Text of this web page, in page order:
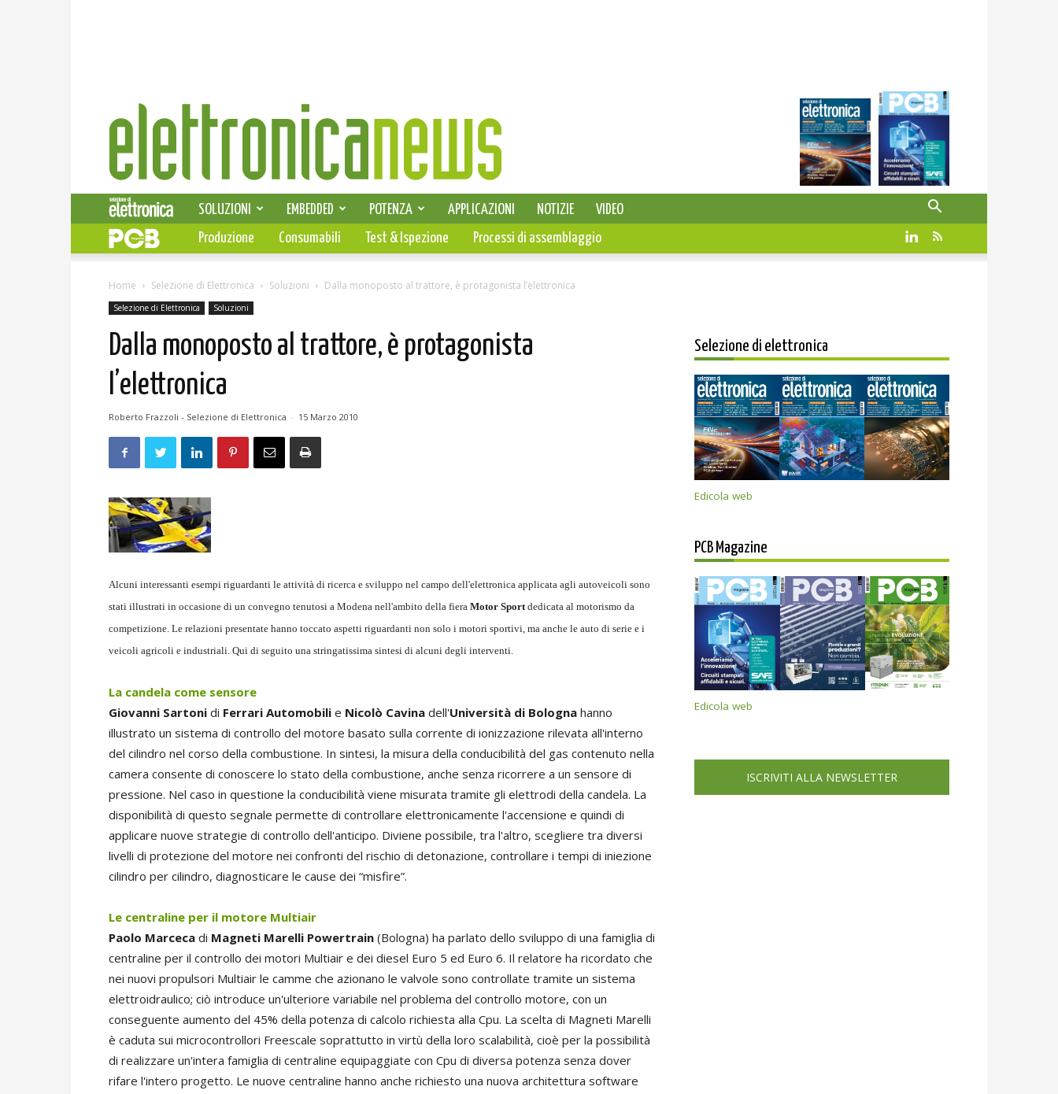
Elettronica
News
SELEZIONE DI ELETTRONICA
SOLUZIONI EMBEDDED POTENZA APPLICAZIONI NOTIZIE
VIDEO
PCB
Produzione Consumabili Test & Ispezione Processi di assemblaggio
Home Selezione di Elettronica Soluzioni Dalla monoposto al trattore, è protagonista l’elettronica
Selezione di Elettronica Soluzioni
Dalla monoposto al trattore, è protagonista
l’elettronica
Roberto Frazzoli - Selezione di Elettronica - 15 Marzo 2010
Alcuni interessanti esempi riguardanti le attività di ricerca e sviluppo nel campo dell'elettronica applicata agli autoveicoli sono
stati illustrati in occasione di un convegno tenutosi a Modena nell'ambito della fiera Motor Sportdedicata al motorismo da
competizione. Le relazioni presentate hanno toccato aspetti riguardanti non solo i motori sportivi, ma anche le auto di serie e i
veicoli agricoli e industriali. Qui di seguito una stringatissima sintesi di alcuni degli interventi.
La candela come sensore
Giovanni Sartoni di Ferrari Automobili e Nicolò Cavina dell'Università di Bologna hanno
illustrato un sistema di controllo del motore basato sulla corrente di ionizzazione rilevata all'interno
del cilindro nel corso della combustione. In sintesi, la misura della conducibilità del gas contenuto nella
camera consente di conoscere lo stato della combustione, anche senza ricorrere a un sensore di
pressione. Nel caso in questione la conducibilità viene misurata tramite gli elettrodi della candela. La
disponibilità di questo segnale permette di controllare elettronicamente l'accensione e quindi di
applicare nuove strategie di controllo dell'anticipo. Diviene possibile, tra l'altro, scegliere tra diversi
livelli di protezione del motore nei confronti del rischio di detonazione, controllare i tempi di iniezione
cilindro per cilindro, diagnosticare le cause dei “misfire”.
Le centraline per il motore Multiair
Paolo Marceca di Magneti Marelli Powertrain (Bologna) ha parlato dello sviluppo di una famiglia di
centraline per il controllo dei motori Multiair e dei diesel Euro 5 ed Euro 6. Il relatore ha ricordato che
nei nuovi propulsori Multiair le camme che azionano le valvole sono controllate tramite un sistema
elettroidraulico; ciò introduce un'ulteriore variabile nel problema del controllo motore, con un
conseguente aumento del 45% della potenza di calcolo richiesta alla Cpu. La scelta di Magneti Marelli
è caduta sui microcontrollori Freescale soprattutto in virtù della loro scalabilità, cioè per la possibilità
di realizzare un'intera famiglia di centraline equipaggiate con Cpu di diversa potenza senza dover
rifare l'intero progetto. Le nuove centraline hanno anche richiesto una nuova architettura software
Selezione di elettronica
Edicola web
PCB Magazine
Edicola web
ISCRIVITI ALLA NEWSLETTER